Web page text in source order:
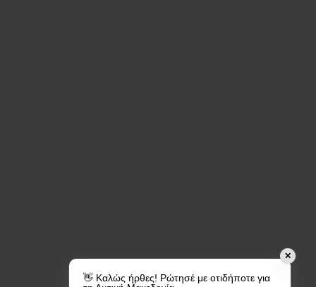
✕
👋 Καλώς ήρθες! Ρώτησέ με οτιδήποτε για